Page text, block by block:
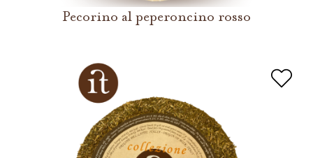
Pecorino al peperoncino rosso